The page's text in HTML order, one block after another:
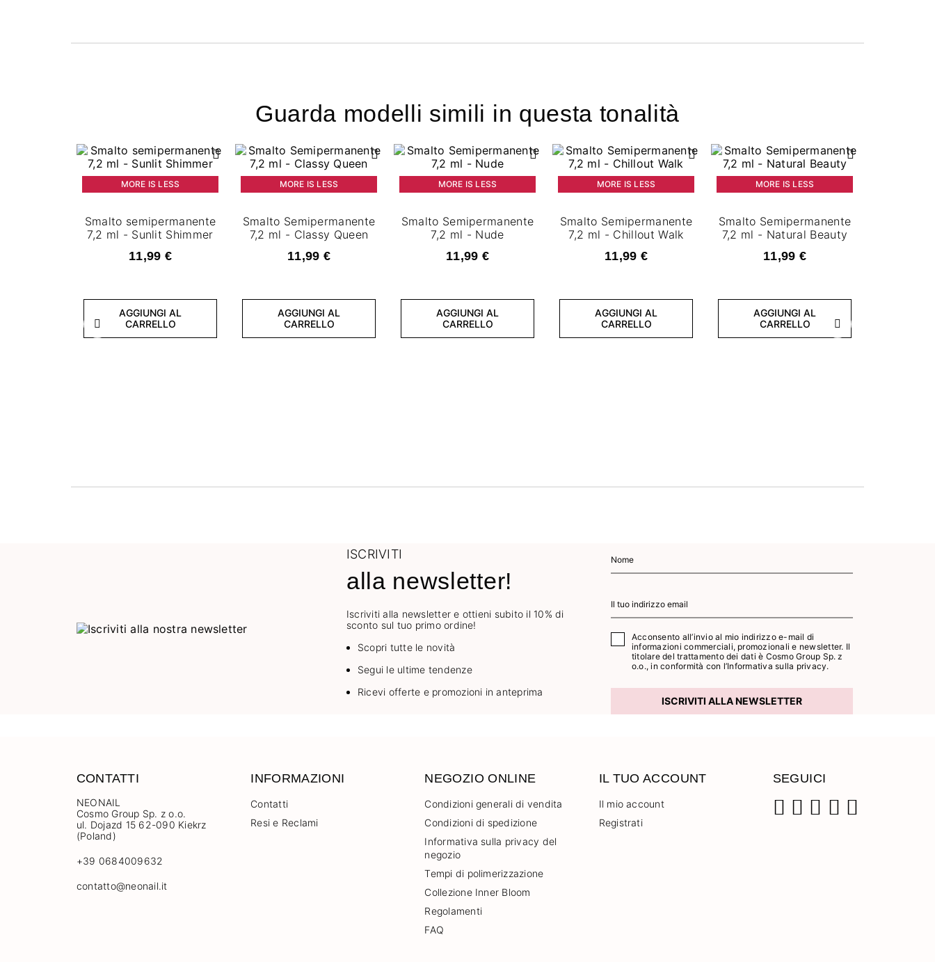
Guarda modelli simili in questa tonalità
Precedente Successivo
MORE IS LESS
Smalto semipermanente
7,2 ml - Sunlit Shimmer
11,99 €
AGGIUNGI AL
CARRELLO
MORE IS LESS
Smalto Semipermanente
7,2 ml - Classy Queen
11,99 €
AGGIUNGI AL
CARRELLO
MORE IS LESS
Smalto Semipermanente
7,2 ml - Nude
11,99 €
AGGIUNGI AL
CARRELLO
MORE IS LESS
Smalto Semipermanente
7,2 ml - Chillout Walk
11,99 €
AGGIUNGI AL
CARRELLO
MORE IS LESS
Smalto Semipermanente
7,2 ml - Natural Beauty
11,99 €
AGGIUNGI AL
CARRELLO
ISCRIVITI
alla newsletter!
Iscriviti alla newsletter e ottieni subito il 10% di
sconto sul tuo primo ordine!
Scopri tutte le novità
Segui le ultime tendenze
Ricevi offerte e promozioni in anteprima
Acconsento all’invio al mio indirizzo e-mail di
informazioni commerciali, promozionali e newsletter. Il
titolare del trattamento dei dati è Cosmo Group Sp. z
o.o., in conformità con l’Informativa sulla privacy.
ISCRIVITI ALLA NEWSLETTER
CONTATTI
NEONAIL
Cosmo Group Sp. z o.o.
ul. Dojazd 15 62-090 Kiekrz
(Poland)
+39 0684009632
contatto@neonail.it
INFORMAZIONI
Contatti
Resi e Reclami
NEGOZIO ONLINE
Condizioni generali di vendita
Condizioni di spedizione
Informativa sulla privacy del
negozio
Tempi di polimerizzazione
Collezione Inner Bloom
Regolamenti
FAQ
IL TUO ACCOUNT
Il mio account
Registrati
SEGUICI